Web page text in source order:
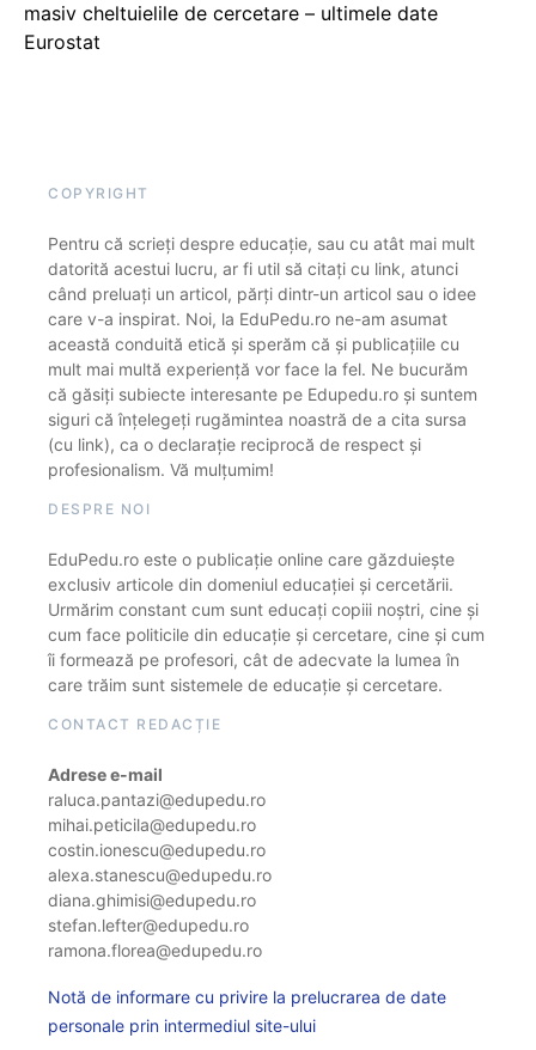
masiv cheltuielile de cercetare – ultimele date
Eurostat
COPYRIGHT
Pentru că scrieți despre educație, sau cu atât mai mult
datorită acestui lucru, ar fi util să citați cu link, atunci
când preluați un articol, părți dintr-un articol sau o idee
care v-a inspirat. Noi, la EduPedu.ro ne-am asumat
această conduită etică și sperăm că și publicațiile cu
mult mai multă experiență vor face la fel. Ne bucurăm
că găsiți subiecte interesante pe Edupedu.ro și suntem
siguri că înțelegeți rugămintea noastră de a cita sursa
(cu link), ca o declarație reciprocă de respect și
profesionalism. Vă mulțumim!
DESPRE NOI
EduPedu.ro este o publicație online care găzduiește
exclusiv articole din domeniul educației și cercetării.
Urmărim constant cum sunt educați copiii noștri, cine și
cum face politicile din educație și cercetare, cine și cum
îi formează pe profesori, cât de adecvate la lumea în
care trăim sunt sistemele de educație și cercetare.
CONTACT REDACȚIE
Adrese e-mail
raluca.pantazi@edupedu.ro
mihai.peticila@edupedu.ro
costin.ionescu@edupedu.ro
alexa.stanescu@edupedu.ro
diana.ghimisi@edupedu.ro
stefan.lefter@edupedu.ro
ramona.florea@edupedu.ro
Notă de informare cu privire la prelucrarea de date
personale prin intermediul site-ului